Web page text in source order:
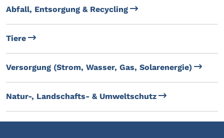
Abfall, Entsorgung & Recycling
Tiere
Versorgung (Strom, Wasser, Gas, Solarenergie)
Natur-, Landschafts- & Umweltschutz